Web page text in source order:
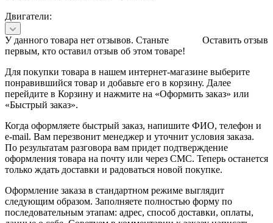
Двигатели:
Оставить отзыв
У данного товара нет отзывов. Станьте
первым, кто оставил отзыв об этом товаре!
Для покупки товара в нашем интернет-магазине выберите
понравившийся товар и добавьте его в корзину. Далее
перейдите в Корзину и нажмите на «Оформить заказ» или
«Быстрый заказ».
Когда оформляете быстрый заказ, напишите ФИО, телефон и
e-mail. Вам перезвонит менеджер и уточнит условия заказа.
По результатам разговора вам придет подтверждение
оформления товара на почту или через СМС. Теперь останется
только ждать доставки и радоваться новой покупке.
Оформление заказа в стандартном режиме выглядит
следующим образом. Заполняете полностью форму по
последовательным этапам: адрес, способ доставки, оплаты,